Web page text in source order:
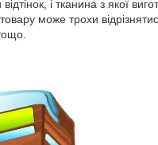
і тканина з якої
може трохи